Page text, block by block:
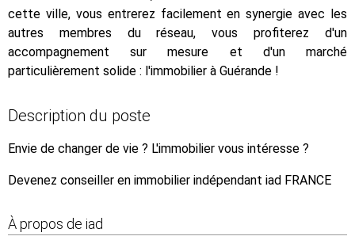
cette ville, vous entrerez facilement en synergie avec les
autres membres du réseau, vous profiterez d'un
accompagnement sur mesure et d'un marché
particulièrement solide : l'immobilier à Guérande !
Description du poste
Envie de changer de vie ? L'immobilier vous intéresse ?
Devenez conseiller en immobilier indépendant iad FRANCE
À propos de iad